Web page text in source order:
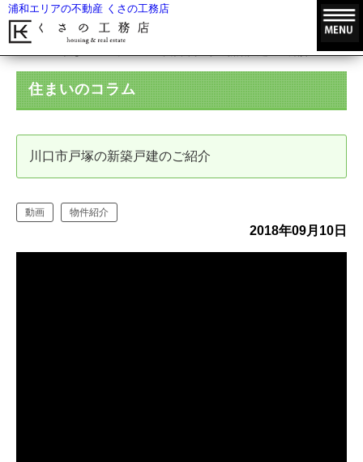
浦和エリアの不動産 くさの工務店
住まいのコラム
川口市戸塚の新築戸建のご紹介
動画 物件紹介
2018年09月10日